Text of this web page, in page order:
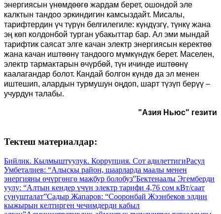
энергиясын үнөмдөөгө жардам берет, ошондой эле
калктын тандоо эркиндигин камсыздайт. Мисалы,
тарифтердин үч түрүн белгилегиле: күндүзгү, түнкү жана
эң көп колдонбой турган убакыттар бар. Ал эми мындай
тарифтик саясат элге качан электр энергиясын керектөө
жана качан иштөөнү тандоого мүмкүндүк берет. Маселен,
электр тармактарын өчүрбөй, түн ичинде иштөөнү
каалагандар болот. Кандай болгон күндө да эл менен
иштешип, алардын турмушун оңдоп, шарт түзүп берүү –
учурдун талабы.
"Азия Ньюс" гезити
Тектеш материалдар:
Бийлик. Кылмыштуулук. Коррупция. Сот адилеттигиРасул
Умбеталиев: “Алыскы район, шаарларда маалы менен
энергияны өчүргөнгө мажбур болобуз”Бектенаалы Эгемберди
уулу: “Алтын кендер үчүн электр тарифи 4,76 сом кВт/саат
сунушталат”Садыр Жапаров: “Сооронбай Жээнбеков элдин
кыжырын келтирген чечимдерди кабыл